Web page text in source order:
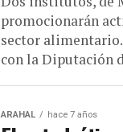
promocionarán
sector
con la Diputación
ARAHAL hace 7 años